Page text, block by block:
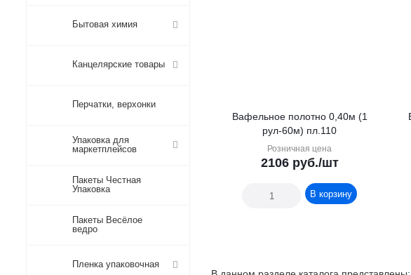
Вафельное полотно 0,40м (1
рул-60м) пл.110
Розничная цена
2106руб./шт
В корзину
Бытовая химия
Канцелярские товары
Перчатки, верхонки
Упаковка для
маркетплейсов
Пакеты Честная
Упаковка
Пакеты Весёлое
ведро
Пленка упаковочная